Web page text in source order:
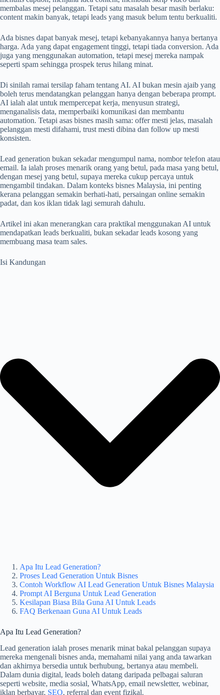
membalas mesej pelanggan. Tetapi satu masalah besar masih berlaku:
content makin banyak, tetapi leads yang masuk belum tentu berkualiti.
Ada bisnes dapat banyak mesej, tetapi kebanyakannya hanya bertanya
harga. Ada yang dapat engagement tinggi, tetapi tiada conversion. Ada
juga yang menggunakan automation, tetapi mesej mereka nampak
seperti spam sehingga prospek terus hilang minat.
Di sinilah ramai tersilap faham tentang AI. AI bukan mesin ajaib yang
boleh terus mendatangkan pelanggan hanya dengan beberapa prompt.
AI ialah alat untuk mempercepat kerja, menyusun strategi,
menganalisis data, memperbaiki komunikasi dan membantu
automation. Tetapi asas bisnes masih sama: offer mesti jelas, masalah
pelanggan mesti difahami, trust mesti dibina dan follow up mesti
konsisten.
Lead generation bukan sekadar mengumpul nama, nombor telefon atau
email. Ia ialah proses menarik orang yang betul, pada masa yang betul,
dengan mesej yang betul, supaya mereka cukup percaya untuk
mengambil tindakan. Dalam konteks bisnes Malaysia, ini penting
kerana pelanggan semakin berhati-hati, persaingan online semakin
padat, dan kos iklan tidak lagi semurah dahulu.
Artikel ini akan menerangkan cara praktikal menggunakan AI untuk
mendapatkan leads berkualiti, bukan sekadar leads kosong yang
membuang masa team sales.
Isi Kandungan
Apa Itu Lead Generation?
Proses Lead Generation Untuk Bisnes
Contoh Workflow AI Lead Generation Untuk Bisnes Malaysia
Prompt AI Berguna Untuk Lead Generation
Kesilapan Biasa Bila Guna AI Untuk Leads
FAQ Berkenaan Guna AI Untuk Leads
Apa Itu Lead Generation?
Lead generation ialah proses menarik minat bakal pelanggan supaya
mereka mengenali bisnes anda, memahami nilai yang anda tawarkan
dan akhirnya bersedia untuk berhubung, bertanya atau membeli.
Dalam dunia digital, leads boleh datang daripada pelbagai saluran
seperti website, media sosial, WhatsApp, email newsletter, webinar,
iklan berbayar, SEO, referral dan event fizikal.